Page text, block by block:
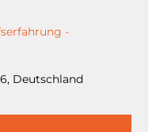
-
Deutschland